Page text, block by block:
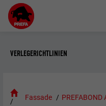
VERLEGERICHTLINIEN
Fassade